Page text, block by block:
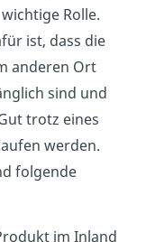
Rolle.
ist, dass die
anderen Ort
sind und
trotz eines
werden.
folgende
im Inland